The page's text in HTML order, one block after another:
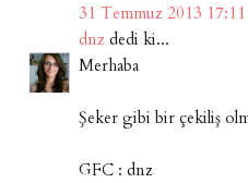
31 Temmuz 2013 17:11
dnzdedi ki...
Merhaba
Şeker gibi bir çekiliş
GFC : dnz